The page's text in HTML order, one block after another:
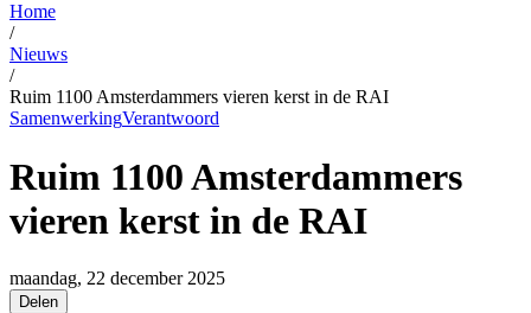
Home
/
Nieuws
/
Ruim 1100 Amsterdammers vieren kerst in de RAI
SamenwerkingVerantwoord
Ruim 1100 Amsterdammers
vieren kerst in de RAI
maandag, 22 december 2025
Delen